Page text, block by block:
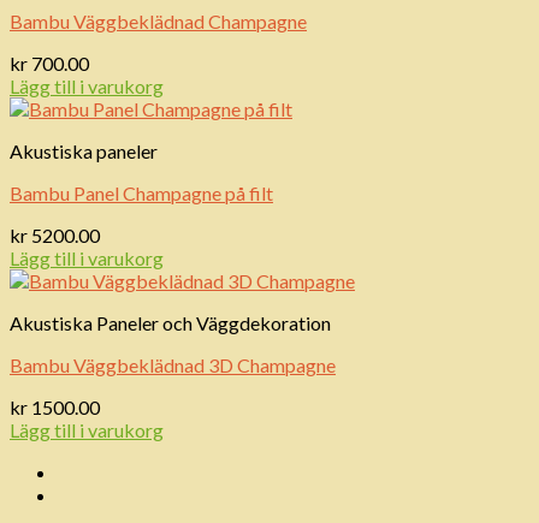
Bambu Väggbeklädnad Champagne
kr 700.00
Lägg till i varukorg
Akustiska paneler
Bambu Panel Champagne på filt
kr 5200.00
Lägg till i varukorg
Akustiska Paneler och Väggdekoration
Bambu Väggbeklädnad 3D Champagne
kr 1500.00
Lägg till i varukorg